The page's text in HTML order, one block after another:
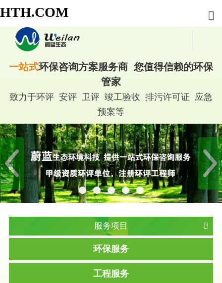
HTH.COM
一站式环保咨询方案服务商 您值得信赖的环保
管家
致力于环评 安评 卫评 竣工验收 排污许可证 应急
预案等
服务项目
环保服务
工程服务